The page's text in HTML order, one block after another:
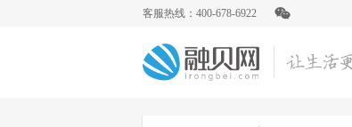
客服热线：400-678-6922